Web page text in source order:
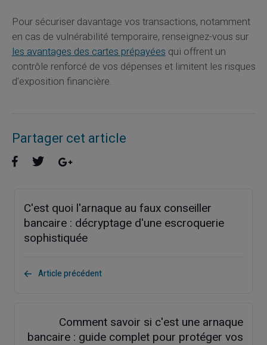
Pour sécuriser davantage vos transactions, notamment
en cas de vulnérabilité temporaire, renseignez-vous sur
les avantages des cartes prépayées qui offrent un
contrôle renforcé de vos dépenses et limitent les risques
d'exposition financière.
Partager cet article
C'est quoi l'arnaque au faux conseiller
bancaire : décryptage d'une escroquerie
sophistiquée
Article précédent
Comment savoir si c'est une arnaque
bancaire : guide complet pour protéger vos